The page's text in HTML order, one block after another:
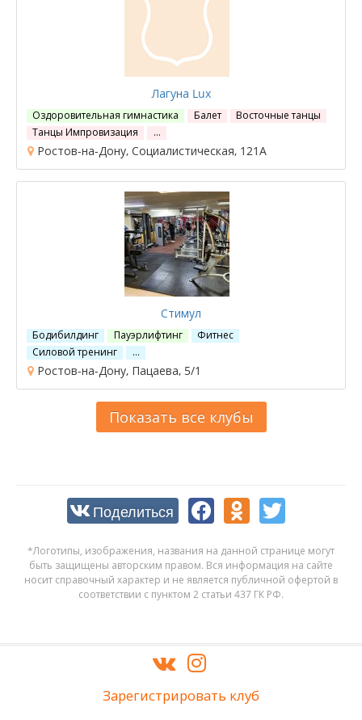
Лагуна Lux
Оздоровительная гимнастика Балет
Восточные танцы
Танцы Импровизация
…
Ростов-на-Дону, Социалистическая, 121А
Стимул
Бодибилдинг Пауэрлифтинг
Фитнес
Силовой тренинг
…
Ростов-на-Дону, Пацаева, 5/1
Показать все клубы
Поделиться
*Логотипы, изображения, названия на данной странице могут
быть защищены авторским правом. Вся информация на сайте
носит справочный характер и не является публичной офертой в
соответствии с пунктом 2 статьи 437 ГК РФ.
Зарегистрировать клуб